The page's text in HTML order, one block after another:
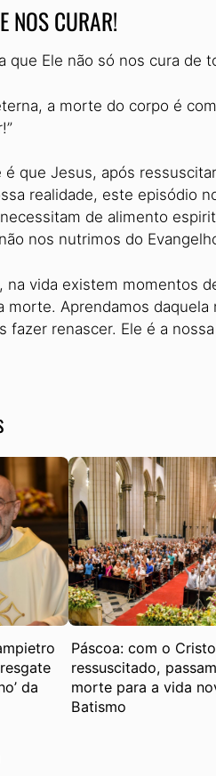
NOS CURAR!
que Ele não só nos cura de
a morte do corpo é
que Jesus, após
realidade, este episódio
de alimento
nos nutrimos do
na vida existem momentos
morte. Aprendamos
fazer renascer. Ele é a
da
Páscoa: com o Cristo
ressuscitado,
morte para a vida
Batismo